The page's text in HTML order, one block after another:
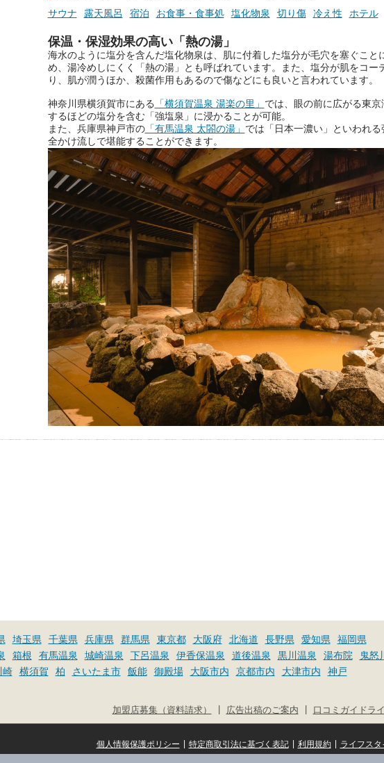
───
【PR】
この記事は万葉倶楽部株式会社
のPR記事です。
併設
ぷり
しま
の周
てお
───
こ
す。
サウナ 露天風呂 宿泊 お食事・食事処 塩化物泉 切り傷 冷え性 ホテル
保温・保湿効果の高い「熱の湯」
海水のように塩分を含んだ塩化物泉は、肌に付着した塩分が毛穴を塞ぐこと
め、湯冷めしにくく「熱の湯」とも呼ばれています。また、塩分が肌をコー
り、肌が潤うほか、殺菌作用もあるので傷などにも良いと言われています。
神奈川県横須賀市にある 「横須賀温泉 湯楽の里」 では、眼の前に広がる東
するほどの塩分を含む「強塩泉」に浸かることが可能。
また、兵庫県神戸市の「有馬温泉 太閤の湯」 では「日本一濃い」といわれ
全かけ流しで堪能することができます。
埼玉県 千葉県 兵庫県 群馬県 東京都 大阪府 北海道 長野県 愛知県
福岡県
箱根 有馬温泉 城崎温泉 下呂温泉 伊香保温泉 道後温泉 黒川温泉 湯布院
鬼怒
崎 横須賀 柏 さいたま市 飯能 御殿場 大阪市内 京都市内 大津市内
神戸
口コミガイドラ
広告出稿のご案内
加盟店募集（資料請求）
ライフス
利用規約
特定商取引法に基づく表記
個人情報保護ポリシー